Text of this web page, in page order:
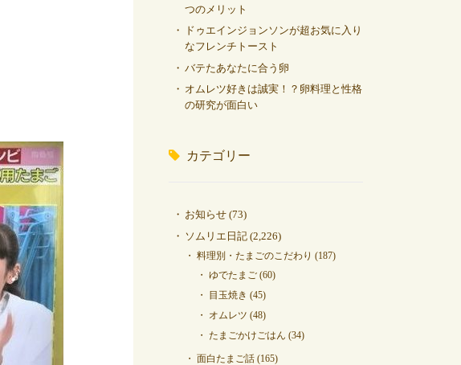
つのメリット
ドゥエインジョンソンが超お気に入り
なフレンチトースト
バテたあなたに合う卵
オムレツ好きは誠実！？卵料理と性格
の研究が面白い
カテゴリー
お知らせ (73)
ソムリエ日記 (2,226)
料理別・たまごのこだわり (187)
ゆでたまご (60)
目玉焼き (45)
オムレツ (48)
たまごかけごはん (34)
面白たまご話 (165)